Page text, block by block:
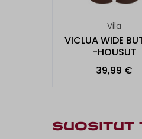
Vila
VICLUA WIDE
-HOUSUT
39,99 €
SUOSITUT